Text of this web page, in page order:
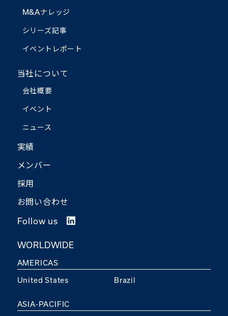
M&Aナレッジ
シリーズ記事
イベントレポート
当社について
会社概要
イベント
ニュース
実績
メンバー
採用
お問い合わせ
Follow us
WORLDWIDE
AMERICAS
United States
Brazil
ASIA-PACIFIC